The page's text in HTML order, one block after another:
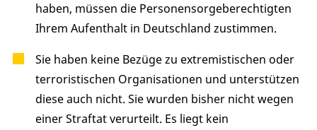
haben, müssen die Personensorgeberechtigten
Ihrem Aufenthalt in Deutschland zustimmen.
Sie haben keine Bezüge zu extremistischen oder
terroristischen Organisationen und unterstützen
diese auch nicht. Sie wurden bisher nicht wegen
einer Straftat verurteilt. Es liegt kein